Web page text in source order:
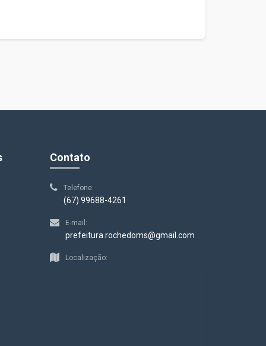
Contato
Telefone:
(67) 99688-4261
E-mail:
prefeitura.rochedoms@gmail.com
Localização: